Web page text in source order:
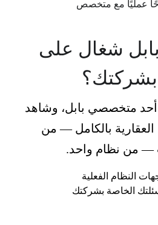
عمليًا مع متخصص
شغال على
بشركتك؟
أحد متخصصي بابل، وشاهد
بالكامل — من
— من نظام واحد.
النظام الفعلية
الخاصة بشركتك